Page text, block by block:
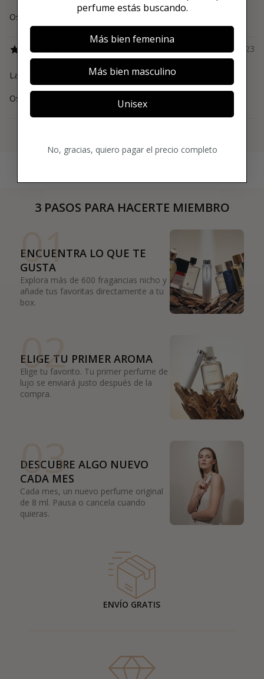
Oscar
23/12/23
La mejor de la historia. Una delicia
Oscar
3 PASOS PARA HACERTE MIEMBRO
01
ENCUENTRA LO QUE TE
GUSTA
Explora más de 600 fragancias nicho y
añade tus favoritas directamente a tu
box.
02
ELIGE TU PRIMER AROMA
Elige tu favorito. Tu primer perfume de
lujo se enviará justo después de la
compra.
03
DESCUBRE ALGO NUEVO
CADA MES
Cada mes, un nuevo perfume original
de 8 ml. Pausa o cancela cuando
quieras.
ENVÍO GRATIS
perfume estás buscando.
Más bien femenina
Más bien masculino
Unisex
No, gracias, quiero pagar el precio completo